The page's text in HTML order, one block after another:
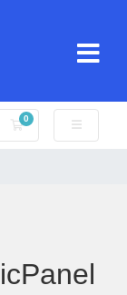
0
Carro de Pedidos